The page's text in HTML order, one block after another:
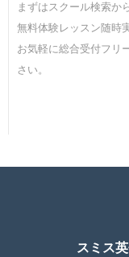
まずはスクール検索か
無料体験レッスン随時
お気軽に総合受付フリ
さい。
スミス